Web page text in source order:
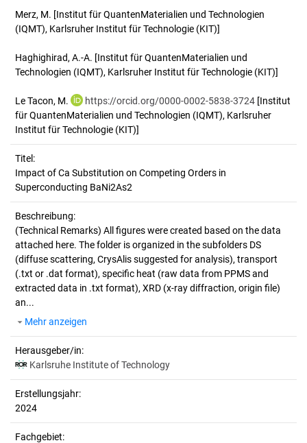
Merz, M. [Institut für QuantenMaterialien und Technologien
(IQMT), Karlsruher Institut für Technologie (KIT)]
Haghighirad, A.-A. [Institut für QuantenMaterialien und
Technologien (IQMT), Karlsruher Institut für Technologie (KIT)]
Le Tacon, M. https://orcid.org/0000-0002-5838-3724 [Institut
für QuantenMaterialien und Technologien (IQMT), Karlsruher
Institut für Technologie (KIT)]
Titel:
Impact of Ca Substitution on Competing Orders in
Superconducting BaNi2As2
Beschreibung:
(Technical Remarks) All figures were created based on the data
attached here. The folder is organized in the subfolders DS
(diffuse scattering, CrysAlis suggested for analysis), transport
(.txt or .dat format), specific heat (raw data from PPMS and
extracted data in .txt format), XRD (x-ray diffraction, origin file)
an...
Mehr anzeigen
Herausgeber/in:
Karlsruhe Institute of Technology
Erstellungsjahr:
2024
Fachgebiet: